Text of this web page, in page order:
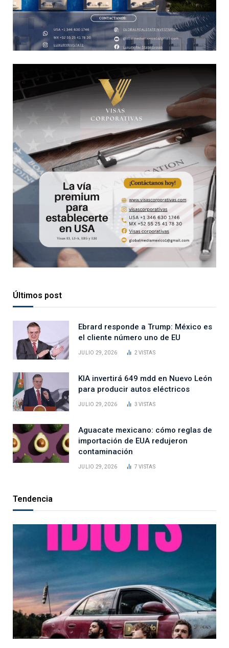
Últimos post
Ebrard responde a Trump: México es
el cliente número uno de EU
JULIO 29, 2026 2VISTAS
KIA invertirá 649 mdd en Nuevo León
para producir autos eléctricos
JULIO 29, 2026 3VISTAS
Aguacate mexicano: cómo reglas de
importación de EUA redujeron
contaminación
JULIO 29, 2026 7VISTAS
Tendencia